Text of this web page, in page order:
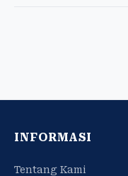
INFORMASI
Tentang Kami